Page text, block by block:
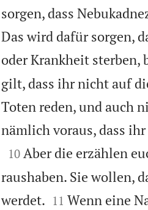
sorgen, dass
Das wird dafür sorgen,
oder Krankheit sterben,
gilt, dass ihr nicht auf
Toten reden, und auch
nämlich voraus, dass

10 Aber die erzählen
raushaben. Sie wollen,
werdet.
11 Wenn eine